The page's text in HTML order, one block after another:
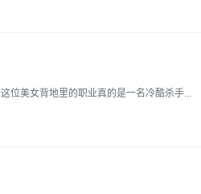
位美女背地里的职业真的是一名冷酷杀手...